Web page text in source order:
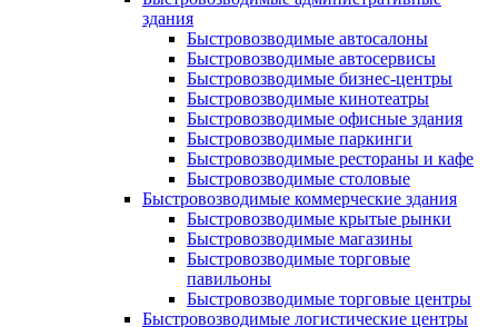
здания
Быстровозводимые автосалоны
Быстровозводимые автосервисы
Быстровозводимые бизнес-центры
Быстровозводимые кинотеатры
Быстровозводимые офисные здания
Быстровозводимые паркинги
Быстровозводимые рестораны и кафе
Быстровозводимые столовые
Быстровозводимые коммерческие здания
Быстровозводимые крытые рынки
Быстровозводимые магазины
Быстровозводимые торговые
павильоны
Быстровозводимые торговые центры
Быстровозводимые логистические центры